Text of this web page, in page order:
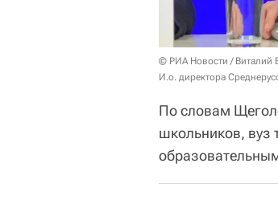
© РИА Новости / Виталий
И.о. директора
По словам
школьников, вуз